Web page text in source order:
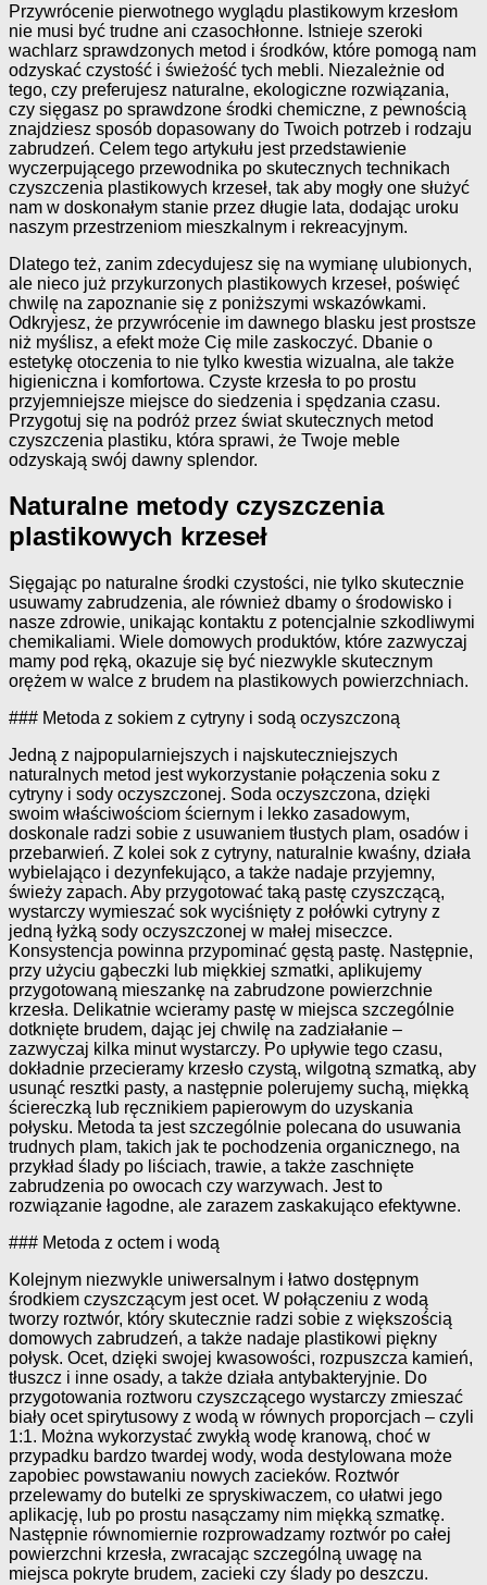
Przywrócenie pierwotnego wyglądu plastikowym krzesłom
nie musi być trudne ani czasochłonne. Istnieje szeroki
wachlarz sprawdzonych metod i środków, które pomogą nam
odzyskać czystość i świeżość tych mebli. Niezależnie od
tego, czy preferujesz naturalne, ekologiczne rozwiązania,
czy sięgasz po sprawdzone środki chemiczne, z pewnością
znajdziesz sposób dopasowany do Twoich potrzeb i rodzaju
zabrudzeń. Celem tego artykułu jest przedstawienie
wyczerpującego przewodnika po skutecznych technikach
czyszczenia plastikowych krzeseł, tak aby mogły one służyć
nam w doskonałym stanie przez długie lata, dodając uroku
naszym przestrzeniom mieszkalnym i rekreacyjnym.
Dlatego też, zanim zdecydujesz się na wymianę ulubionych,
ale nieco już przykurzonych plastikowych krzeseł, poświęć
chwilę na zapoznanie się z poniższymi wskazówkami.
Odkryjesz, że przywrócenie im dawnego blasku jest prostsze
niż myślisz, a efekt może Cię mile zaskoczyć. Dbanie o
estetykę otoczenia to nie tylko kwestia wizualna, ale także
higieniczna i komfortowa. Czyste krzesła to po prostu
przyjemniejsze miejsce do siedzenia i spędzania czasu.
Przygotuj się na podróż przez świat skutecznych metod
czyszczenia plastiku, która sprawi, że Twoje meble
odzyskają swój dawny splendor.
Naturalne metody czyszczenia
plastikowych krzeseł
Sięgając po naturalne środki czystości, nie tylko skutecznie
usuwamy zabrudzenia, ale również dbamy o środowisko i
nasze zdrowie, unikając kontaktu z potencjalnie szkodliwymi
chemikaliami. Wiele domowych produktów, które zazwyczaj
mamy pod ręką, okazuje się być niezwykle skutecznym
orężem w walce z brudem na plastikowych powierzchniach.
### Metoda z sokiem z cytryny i sodą oczyszczoną
Jedną z najpopularniejszych i najskuteczniejszych
naturalnych metod jest wykorzystanie połączenia soku z
cytryny i sody oczyszczonej. Soda oczyszczona, dzięki
swoim właściwościom ściernym i lekko zasadowym,
doskonale radzi sobie z usuwaniem tłustych plam, osadów i
przebarwień. Z kolei sok z cytryny, naturalnie kwaśny, działa
wybielająco i dezynfekująco, a także nadaje przyjemny,
świeży zapach. Aby przygotować taką pastę czyszczącą,
wystarczy wymieszać sok wyciśnięty z połówki cytryny z
jedną łyżką sody oczyszczonej w małej miseczce.
Konsystencja powinna przypominać gęstą pastę. Następnie,
przy użyciu gąbeczki lub miękkiej szmatki, aplikujemy
przygotowaną mieszankę na zabrudzone powierzchnie
krzesła. Delikatnie wcieramy pastę w miejsca szczególnie
dotknięte brudem, dając jej chwilę na zadziałanie –
zazwyczaj kilka minut wystarczy. Po upływie tego czasu,
dokładnie przecieramy krzesło czystą, wilgotną szmatką, aby
usunąć resztki pasty, a następnie polerujemy suchą, miękką
ściereczką lub ręcznikiem papierowym do uzyskania
połysku. Metoda ta jest szczególnie polecana do usuwania
trudnych plam, takich jak te pochodzenia organicznego, na
przykład ślady po liściach, trawie, a także zaschnięte
zabrudzenia po owocach czy warzywach. Jest to
rozwiązanie łagodne, ale zarazem zaskakująco efektywne.
### Metoda z octem i wodą
Kolejnym niezwykle uniwersalnym i łatwo dostępnym
środkiem czyszczącym jest ocet. W połączeniu z wodą
tworzy roztwór, który skutecznie radzi sobie z większością
domowych zabrudzeń, a także nadaje plastikowi piękny
połysk. Ocet, dzięki swojej kwasowości, rozpuszcza kamień,
tłuszcz i inne osady, a także działa antybakteryjnie. Do
przygotowania roztworu czyszczącego wystarczy zmieszać
biały ocet spirytusowy z wodą w równych proporcjach – czyli
1:1. Można wykorzystać zwykłą wodę kranową, choć w
przypadku bardzo twardej wody, woda destylowana może
zapobiec powstawaniu nowych zacieków. Roztwór
przelewamy do butelki ze spryskiwaczem, co ułatwi jego
aplikację, lub po prostu nasączamy nim miękką szmatkę.
Następnie równomiernie rozprowadzamy roztwór po całej
powierzchni krzesła, zwracając szczególną uwagę na
miejsca pokryte brudem, zacieki czy ślady po deszczu.